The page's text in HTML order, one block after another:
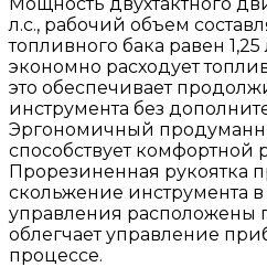
л.с., рабочий объем
топливного бака равен 1,25
экономно расходует
это обеспечивает
инструмента без
Эргономичный
способствует комфортной
Прорезиненная рукоятка
скольжение инструмента
управления расположены
облегчает управление
процессе.